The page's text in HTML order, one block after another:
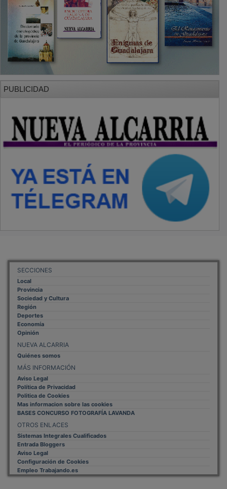
SECCIONES
Local
Provincia
Sociedad y Cultura
Región
Deportes
Economía
Opinión
NUEVA ALCARRIA
Quiénes somos
MÁS INFORMACIÓN
Aviso Legal
Política de Privacidad
Politica de Cookies
Mas informacion sobre las cookies
BASES CONCURSO FOTOGRAFÍA LAVANDA
OTROS ENLACES
Sistemas Integrales Cualificados
Entrada Bloggers
Aviso Legal
Configuración de Cookies
Empleo Trabajando.es